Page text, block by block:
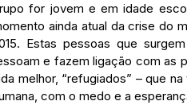
for jovem e em idade
ainda atual da crise do
Estas pessoas que
e fazem ligação com as
melhor, “refugiados” – que
com o medo e a